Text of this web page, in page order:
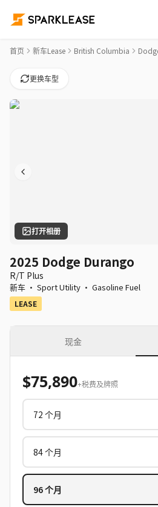
2025 Dodge Durango R/T Plus Car
首页 新车Lease British Columbia
更换车型
打开相册
2025 Dodge Durango
R/T Plus
新车 · Sport Utility · Gasoline Fuel
LEASE
现金
$75,890+税费及牌照
72 个月
84个月
96个月